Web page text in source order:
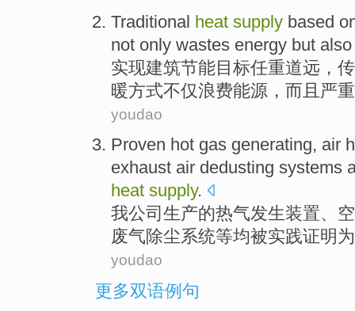
Traditional heat supply based
not only wastes energy but also
实现建筑节能目标任重道远，
暖方式不仅浪费能源 ， 而且 严重
youdao
Proven hot gas generating, air
exhaust air dedusting systems
heat supply.
我公司生产的热气发生装置、
废气除尘系统等均被实践证明为
youdao
更多双语例句